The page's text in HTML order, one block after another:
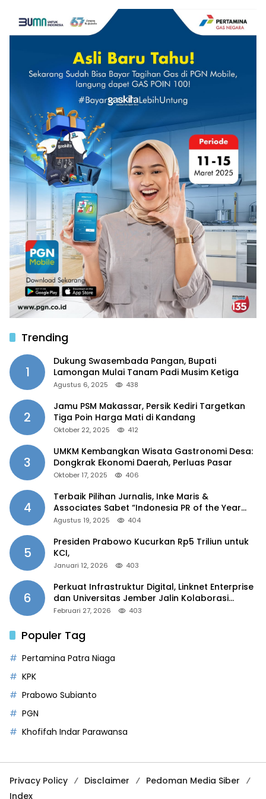
Trending
1
Dukung Swasembada Pangan, Bupati
Lamongan Mulai Tanam Padi Musim Ketiga
Agustus 6, 2025 438
2
Jamu PSM Makassar, Persik Kediri Targetkan
Tiga Poin Harga Mati di Kandang
Oktober 22, 2025 412
3
UMKM Kembangkan Wisata Gastronomi Desa:
Dongkrak Ekonomi Daerah, Perluas Pasar
Oktober 17, 2025 406
4
Terbaik Pilihan Jurnalis, Inke Maris &
Associates Sabet “Indonesia PR of the Year
2025”
Agustus 19, 2025 404
5
Presiden Prabowo Kucurkan Rp5 Triliun untuk
KCI,
Januari 12, 2026 403
6
Perkuat Infrastruktur Digital, Linknet Enterprise
dan Universitas Jember Jalin Kolaborasi
Smart Campus Berbasis AI
Februari 27, 2026 403
Populer Tag
Pertamina Patra Niaga
KPK
Prabowo Subianto
PGN
Khofifah Indar Parawansa
Privacy Policy Disclaimer
Pedoman Media Siber
Index